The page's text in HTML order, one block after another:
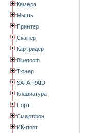
Камера
Мышь
Принтер
Сканер
Картридер
Bluetooth
Тюнер
SATA-RAID
Клавиатура
Порт
Смартфон
ИК-порт